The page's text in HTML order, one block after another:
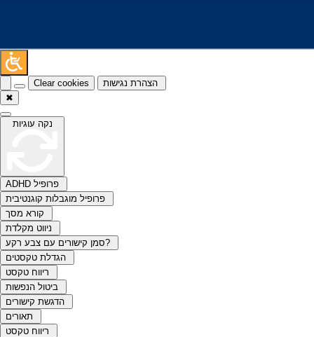
Clear cookies
הצהרת נגישות
✖
נקה עוגיות
ADHD פרופיל
פרופיל מוגבלות קוגנטיבית
קורא מסך
ניווט מקלדת
סמן קישורים עם צבע רקע?
הגדלת טקסטים
ריווח טקסט
ביטול הנפשות
הדגשת קישורים
תאורים
ריווח טקסט